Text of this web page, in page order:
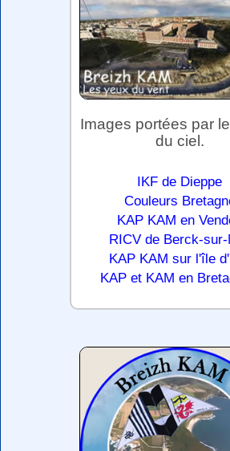
Images portées par
du ciel.
IKF de Dieppe
Couleurs
KAP KAM en
RICV de Berck-
KAP KAM sur l'île
KAP et KAM en